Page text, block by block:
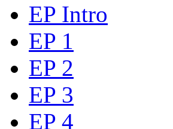
EP Intro
EP 1
EP 2
EP 3
EP 4